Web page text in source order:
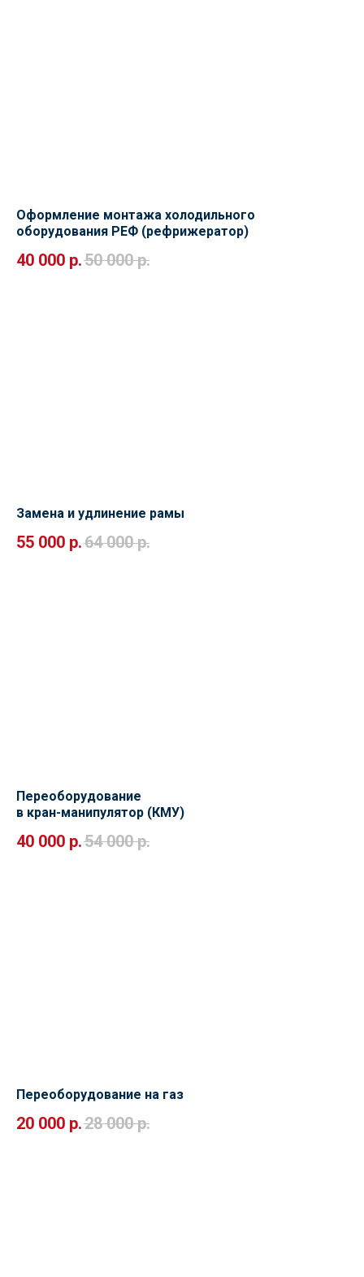
Оформление монтажа холодильного
оборудования РЕФ (рефрижератор)
40 000 р.50 000 р.
Замена и удлинение рамы
55 000 р.64 000 р.
Переоборудование
в кран-манипулятор (КМУ)
40 000 р.54 000 р.
Переоборудование на газ
20 000 р.28 000 р.